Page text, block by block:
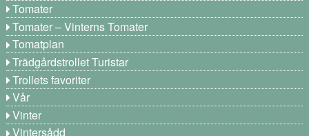
Tomater
Tomater – Vinterns Tomater
Tomatplan
Trädgårdstrollet Turistar
Trollets favoriter
Vår
Vinter
Vintersådd